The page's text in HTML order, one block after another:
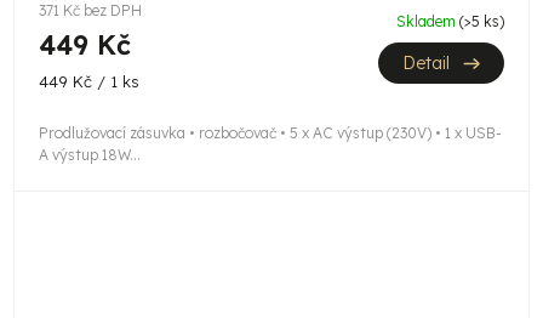
371 Kč bez DPH
449 Kč
Měrná
449 Kč / 1 ks
Skladem (>5 ks)
Detail
Prodlužovací zásuvka • rozbočovač • 5 x AC výstup (230V) • 1 x USB-
A výstup 18W...